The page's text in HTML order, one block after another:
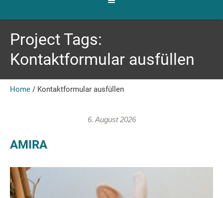
Project Tags:
Kontaktformular ausfüllen
Home / Kontaktformular ausfüllen
6. August 2026
AMIRA